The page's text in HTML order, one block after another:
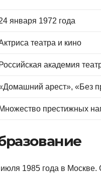
января 1972 года
театра и кино
Российская академия
арест», «Без
Множество престижных
1985 года в Москве.